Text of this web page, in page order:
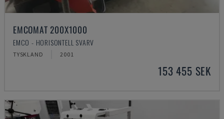
EMCOMAT 200X1000
EMCO - HORISONTELL SVARV
TYSKLAND 2001
153 455 SEK